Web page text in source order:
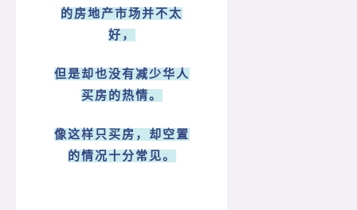
的房地产市场并不太
好，
但是却也没有减少华人
买房的热情。
像这样只买房，却空置
的情况十分常见。